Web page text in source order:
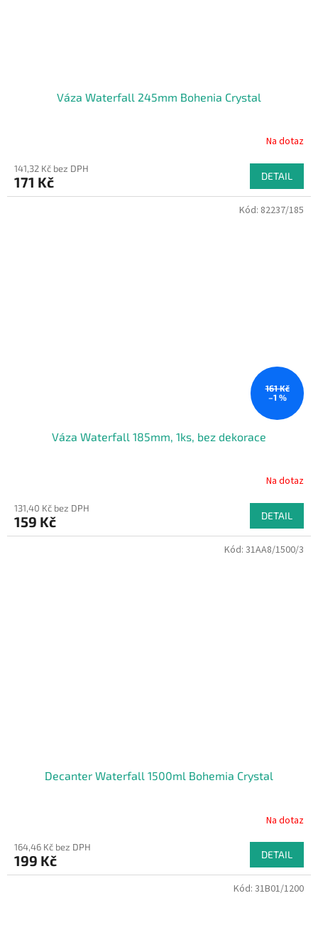
Váza Waterfall 245mm Bohenia Crystal
Na dotaz
141,32 Kč bez DPH
171 Kč DETAIL
161 Kč
–1 %
Váza Waterfall 185mm, 1ks, bez dekorace
Na dotaz
131,40 Kč bez DPH
159 Kč DETAIL
Kód: 82237/185
Decanter Waterfall 1500ml Bohemia Crystal
Na dotaz
164,46 Kč bez DPH
199 Kč DETAIL
Kód: 31AA8/1500/3
Kód: 31B01/1200